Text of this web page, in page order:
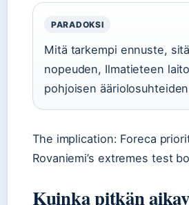
PARADOKSI
Mitä tarkempi ennuste,
nopeuden, Ilmatieteen
pohjoisen
The implication: Foreca
Rovaniemi’s extremes test
Kuinka pitkän